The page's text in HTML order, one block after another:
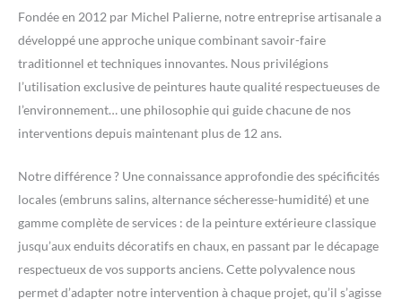
Fondée en 2012 par Michel Palierne, notre entreprise artisanale a
développé une approche unique combinant savoir-faire
traditionnel et techniques innovantes. Nous privilégions
l’utilisation exclusive de peintures haute qualité respectueuses de
l’environnement… une philosophie qui guide chacune de nos
interventions depuis maintenant plus de 12 ans.
Notre différence ? Une connaissance approfondie des spécificités
locales (embruns salins, alternance sécheresse-humidité) et une
gamme complète de services : de la peinture extérieure classique
jusqu’aux enduits décoratifs en chaux, en passant par le décapage
respectueux de vos supports anciens. Cette polyvalence nous
permet d’adapter notre intervention à chaque projet, qu’il s’agisse